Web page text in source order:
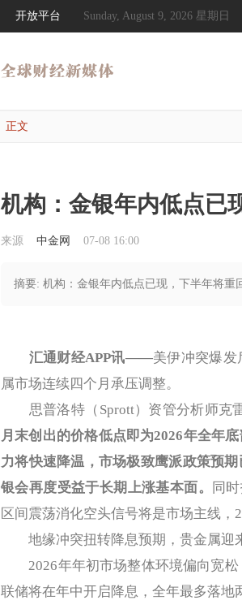
开放平台 Sunday, August 9, 2026 星期日
正文
机构：金银年内低点已
来源 中金网 07-08 16:00
摘要: 机构：金银年内低点已现，下半年将重
汇通财经APP讯——美伊冲突爆发
属市场连续四个月承压调整。
思普洛特（Sprott）资管分析师克雷
月末创出的价格低点即为2026年全年
力将快速降温，市场极致鹰派政策预
银会再度受益于长期上涨基本面。
同
区间震荡消化空头信号将是市场主线
地缘冲突扭转降息预期，贵金属迎
2026年年初市场整体环境偏向宽松
联储将在年中开启降息，全年最多落地